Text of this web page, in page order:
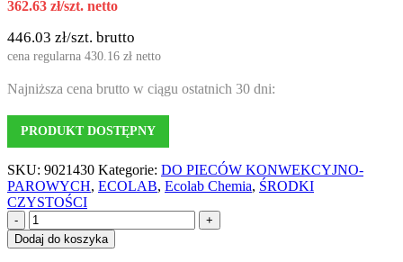
362.63 zł/szt. netto
446.03 zł/szt. brutto
cena regularna 430.16 zł netto
Najniższa cena brutto w ciągu ostatnich 30 dni:
PRODUKT DOSTĘPNY
SKU: 9021430 Kategorie: DO PIECÓW KONWEKCYJNO-
PAROWYCH, ECOLAB, Ecolab Chemia, ŚRODKI
CZYSTOŚCI
-
+
Dodaj do koszyka